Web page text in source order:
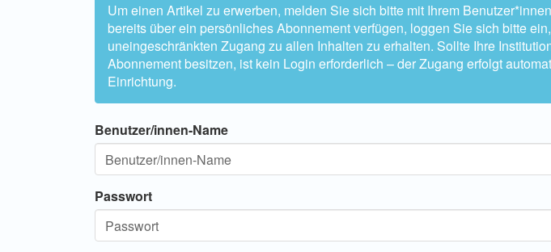
Um einen Artikel zu erwerben, melden Sie sich bitte mit Ihrem
bereits über ein persönliches Abonnement verfügen, loggen Sie sich bitte
uneingeschränkten Zugang zu allen Inhalten zu erhalten. Sollte Ihre
Abonnement besitzen, ist kein Login erforderlich – der Zugang erfolgt
Einrichtung.
Benutzer/innen-Name
Passwort